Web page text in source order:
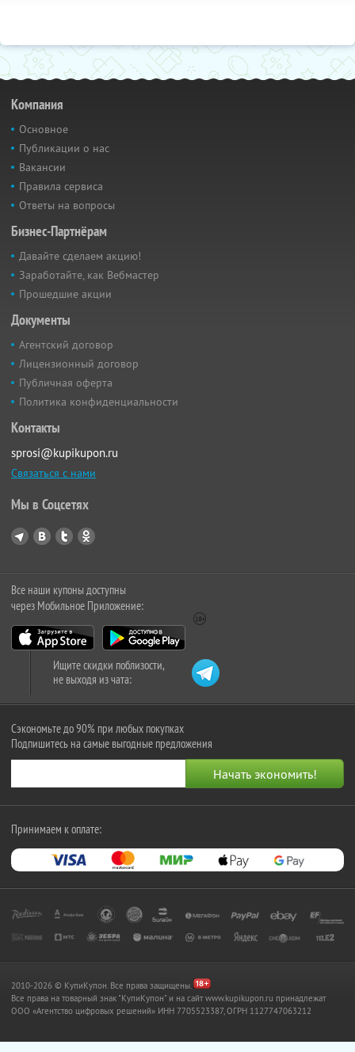
Компания
Основное
Публикации о нас
Вакансии
Правила сервиса
Ответы на вопросы
Бизнес-Партнёрам
Давайте сделаем акцию!
Заработайте, как Вебмастер
Прошедшие акции
Документы
Агентский договор
Лицензионный договор
Публичная оферта
Политика конфиденциальности
Контакты
sprosi@kupikupon.ru
Связаться с нами
Мы в Соцсетях
Все наши купоны доступны
через Мобильное Приложение:
Ищите скидки поблизости,
не выходя из чата:
Сэкономьте до 90% при любых покупках
Подпишитесь на самые выгодные предложения
Принимаем к оплате:
2010-2026 © КупиКупон. Все права защищены.
Все права на товарный знак "КупиКупон" и на сайт www.kupikupon.ru принадлежат
OOO «Агентство цифровых решений» ИНН 7705523387, ОГРН 1127747063212